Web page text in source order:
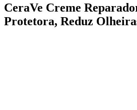
CeraVe Creme
Protetora, Reduz